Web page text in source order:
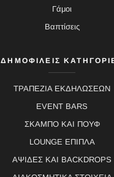
Γάμοι
Βαπτίσεις
ΔΗΜΟΦΙΛΕΙΣ
ΤΡΑΠΕΖΙΑ ΕΚΔΗΛΩΣΕΩΝ
EVENT BARS
ΣΚΑΜΠΟ ΚΑΙ ΠΟΥΦ
LOUNGE ΕΠΙΠΛΑ
ΑΨΙΔΕΣ ΚΑΙ BACKDROPS